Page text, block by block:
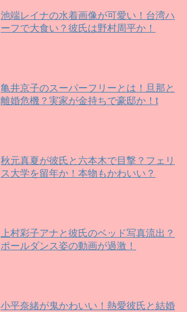
池端レイナの水着画像が可愛い！台湾ハ
ーフで大食い？彼氏は野村周平か！
亀井京子のスーパーフリーとは！旦那と
離婚危機？実家が金持ちで豪邸か！t
秋元真夏が彼氏と六本木で目撃？フェリ
ス大学を留年か！本物もかわいい？
上村彩子アナと彼氏のベッド写真流出？
ポールダンス姿の動画が過激！
小平奈緒が鬼かわいい！熱愛彼氏と結婚